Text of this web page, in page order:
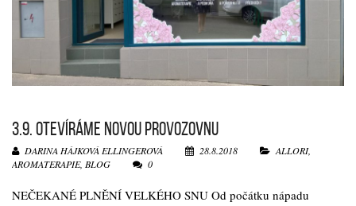
3.9. OTEVÍRÁME NOVOU PROVOZOVNU
DARINA HÁJKOVÁ ELLINGEROVÁ 28.8.2018 ALLORI,
AROMATERAPIE, BLOG 0
NEČEKANÉ PLNĚNÍ VELKÉHO SNU Od počátku nápadu